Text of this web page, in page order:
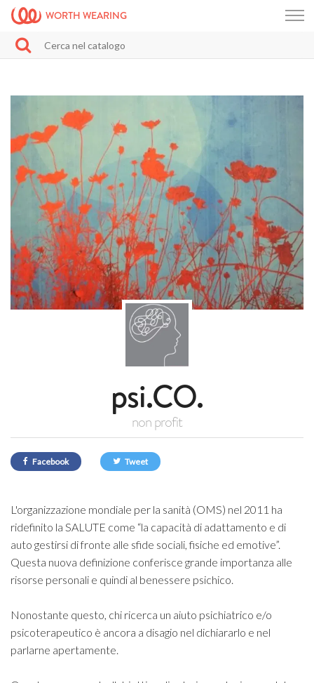
WORTH WEARING
psi.CO.
non profit
Facebook Tweet
L'organizzazione mondiale per la sanità (OMS) nel 2011 ha
ridefinito la SALUTE come “la capacità di adattamento e di
auto gestirsi di fronte alle sfide sociali, fisiche ed emotive”.
Questa nuova definizione conferisce grande importanza alle
risorse personali e quindi al benessere psichico.
Nonostante questo, chi ricerca un aiuto psichiatrico e/o
psicoterapeutico è ancora a disagio nel dichiararlo e nel
parlarne apertamente.